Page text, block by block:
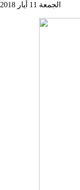
الجمعة 11 أيار 2018